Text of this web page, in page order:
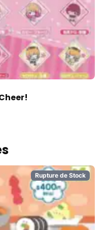
Rupture de Stock